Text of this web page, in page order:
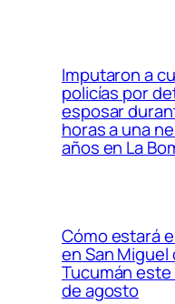
Imputaron a
policías por
esposar
horas a una
años en La
Cómo estará
en San Miguel
Tucumán este
de agosto